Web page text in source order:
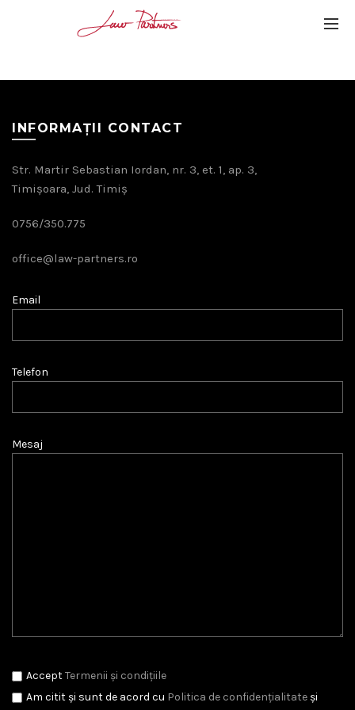
INFORMAȚII CONTACT
Str. Martir Sebastian Iordan, nr. 3, et. 1, ap. 3,
Timișoara, Jud. Timiș
0756/350.775
office@law-partners.ro
Email
Telefon
Mesaj
AcceptTermenii și condițiile
Am citit și sunt de acord cu Politica de confidențialitate și